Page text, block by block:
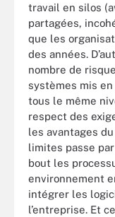
travail en silos
partagées,
que les
des années.
nombre de
systèmes mis
tous le même
respect des
les avantages
limites passe
bout les
environnement
intégrer les
l’entreprise. Et